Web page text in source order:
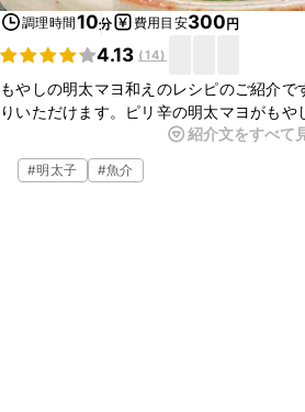
調理時間10分 費用目安300円
4.13 (14)
もやしの明太マヨ和えのレシピのご紹介
りいただけます。ピリ辛の明太マヨがもや
ない一品です。あと一品ほしいときやお酒
す。ぜひ一度つくってみてくださいね。
紹介文をすべて
#明太子 #魚介